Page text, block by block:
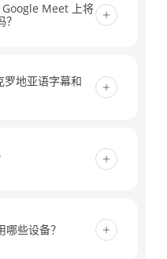
Meet 上将
主流会议工具配合使
克罗地亚语，并提供实
地亚语字幕和
播放功能，以便参与者
议记录，您可以随时删
些设备？